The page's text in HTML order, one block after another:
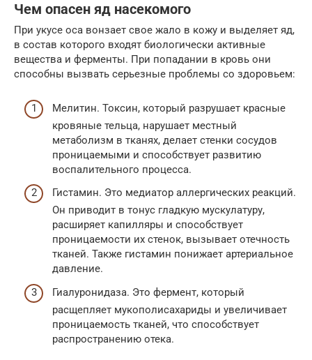
Чем опасен яд насекомого
При укусе оса вонзает свое жало в кожу и выделяет яд,
в состав которого входят биологически активные
вещества и ферменты. При попадании в кровь они
способны вызвать серьезные проблемы со здоровьем:
Мелитин. Токсин, который разрушает красные
кровяные тельца, нарушает местный
метаболизм в тканях, делает стенки сосудов
проницаемыми и способствует развитию
воспалительного процесса.
Гистамин. Это медиатор аллергических реакций.
Он приводит в тонус гладкую мускулатуру,
расширяет капилляры и способствует
проницаемости их стенок, вызывает отечность
тканей. Также гистамин понижает артериальное
давление.
Гиалуронидаза. Это фермент, который
расщепляет мукополисахариды и увеличивает
проницаемость тканей, что способствует
распространению отека.